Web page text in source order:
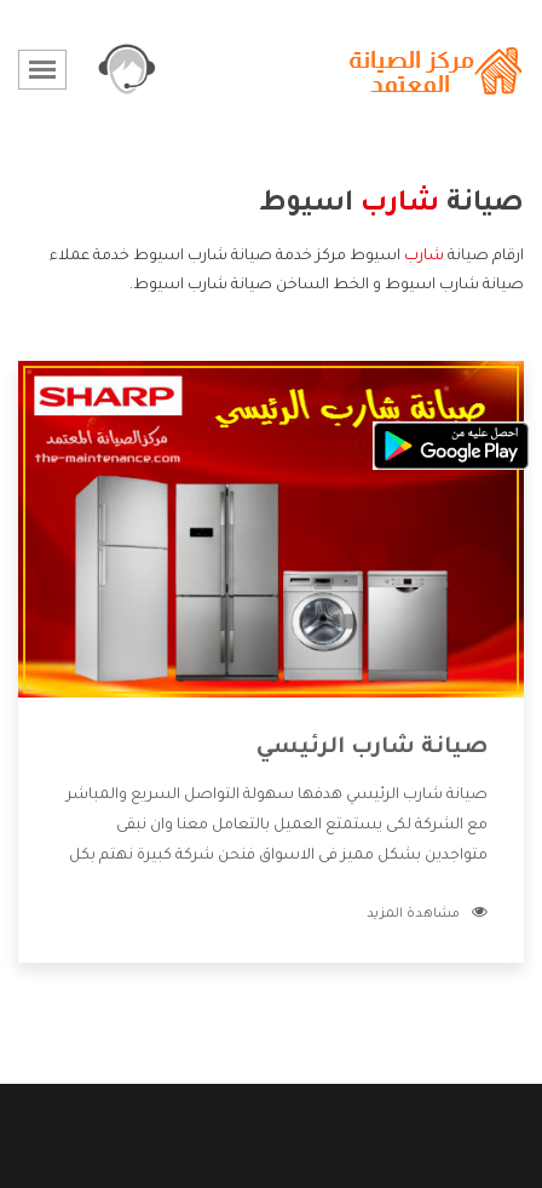
صيانة شارب اسيوط
ارقام صيانة شارب اسيوط مركز خدمة صيانة شارب اسيوط خدمة عملاء
صيانة شارب اسيوط و الخط الساخن صيانة شارب اسيوط.
صيانة شارب الرئيسي
صيانة شارب الرئيسي هدفها سهولة التواصل السريع والمباشر
مع الشركة لكى يستمتع العميل بالتعامل معنا وان نبقى
متواجدين بشكل مميز فى الاسواق فنحن شركة كبيرة نهتم بكل
الشركة بها والتى تكون منها خدمة الصيانة التى تكون من أهم
مشاهدة المزيد